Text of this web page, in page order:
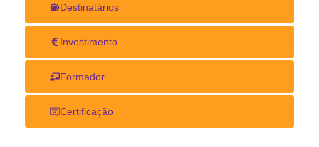
Destinatários
Investimento
Formador
Certificação